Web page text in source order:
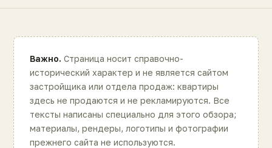
Важно. Страница носит справочно-
исторический характер и не является сайтом
застройщика или отдела продаж: квартиры
здесь не продаются и не рекламируются. Все
тексты написаны специально для этого обзора;
материалы, рендеры, логотипы и фотографии
прежнего сайта не используются.